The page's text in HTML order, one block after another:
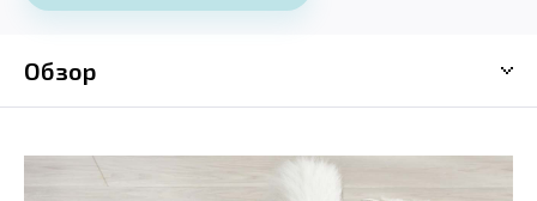
Обзор